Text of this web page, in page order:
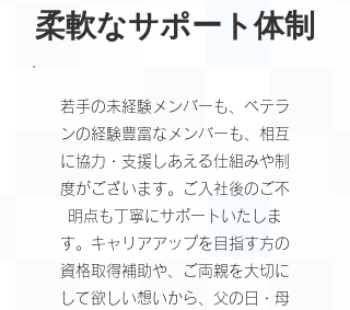
柔軟なサポート体制
若手の未経験メンバーも、ベテラ
ンの経験豊富なメンバーも、相互
に協力・支援しあえる仕組みや制
度がございます。ご入社後のご不
明点も丁寧にサポートいたしま
す。キャリアアップを目指す方の
資格取得補助や、ご両親を大切に
して欲しい想いから、父の日・母